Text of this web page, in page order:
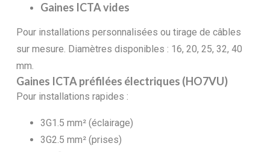
Gaines ICTA vides
Pour installations personnalisées ou tirage de câbles
sur mesure. Diamètres disponibles : 16, 20, 25, 32, 40
mm.
Gaines ICTA préfilées électriques (HO7VU)
Pour installations rapides :
3G1.5 mm² (éclairage)
3G2.5 mm² (prises)